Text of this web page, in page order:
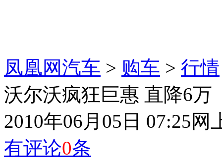
凤凰网汽车 > 购车 > 行情
沃尔沃疯狂巨惠 直降6万
2010年06月05日 07:25网
有评论0条